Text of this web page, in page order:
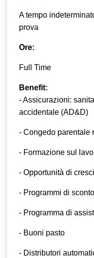
A tempo
prova
Ore:
Full Time
Benefit:
- Assicurazioni:
accidentale (AD&D)
- Congedo parentale
- Formazione sul
- Opportunità di
- Programmi di
- Programma di
- Buoni pasto
- Distributori